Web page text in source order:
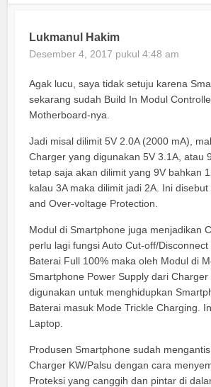
Lukmanul Hakim
Desember 4, 2017 pukul 4:48 am
Agak lucu, saya tidak setuju karena
sekarang sudah Build In Modul
Motherboard-nya.
Jadi misal dilimit 5V 2.0A (2000 mA),
Charger yang digunakan 5V 3.1A, atau
tetap saja akan dilimit yang 9V bahkan
kalau 3A maka dilimit jadi 2A. Ini
and Over-voltage Protection.
Modul di Smartphone juga menjadikan
perlu lagi fungsi Auto Cut-off/
Baterai Full 100% maka oleh Modul di
Smartphone Power Supply dari Charger
digunakan untuk menghidupkan
Baterai masuk Mode Trickle Charging.
Laptop.
Produsen Smartphone sudah
Charger KW/Palsu dengan cara
Proteksi yang canggih dan pintar di